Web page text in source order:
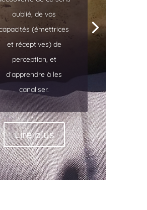
oublié, de vos
capacités (émettrices
et réceptives) de
perception, et
d’apprendre à les
canaliser.
Lire plus